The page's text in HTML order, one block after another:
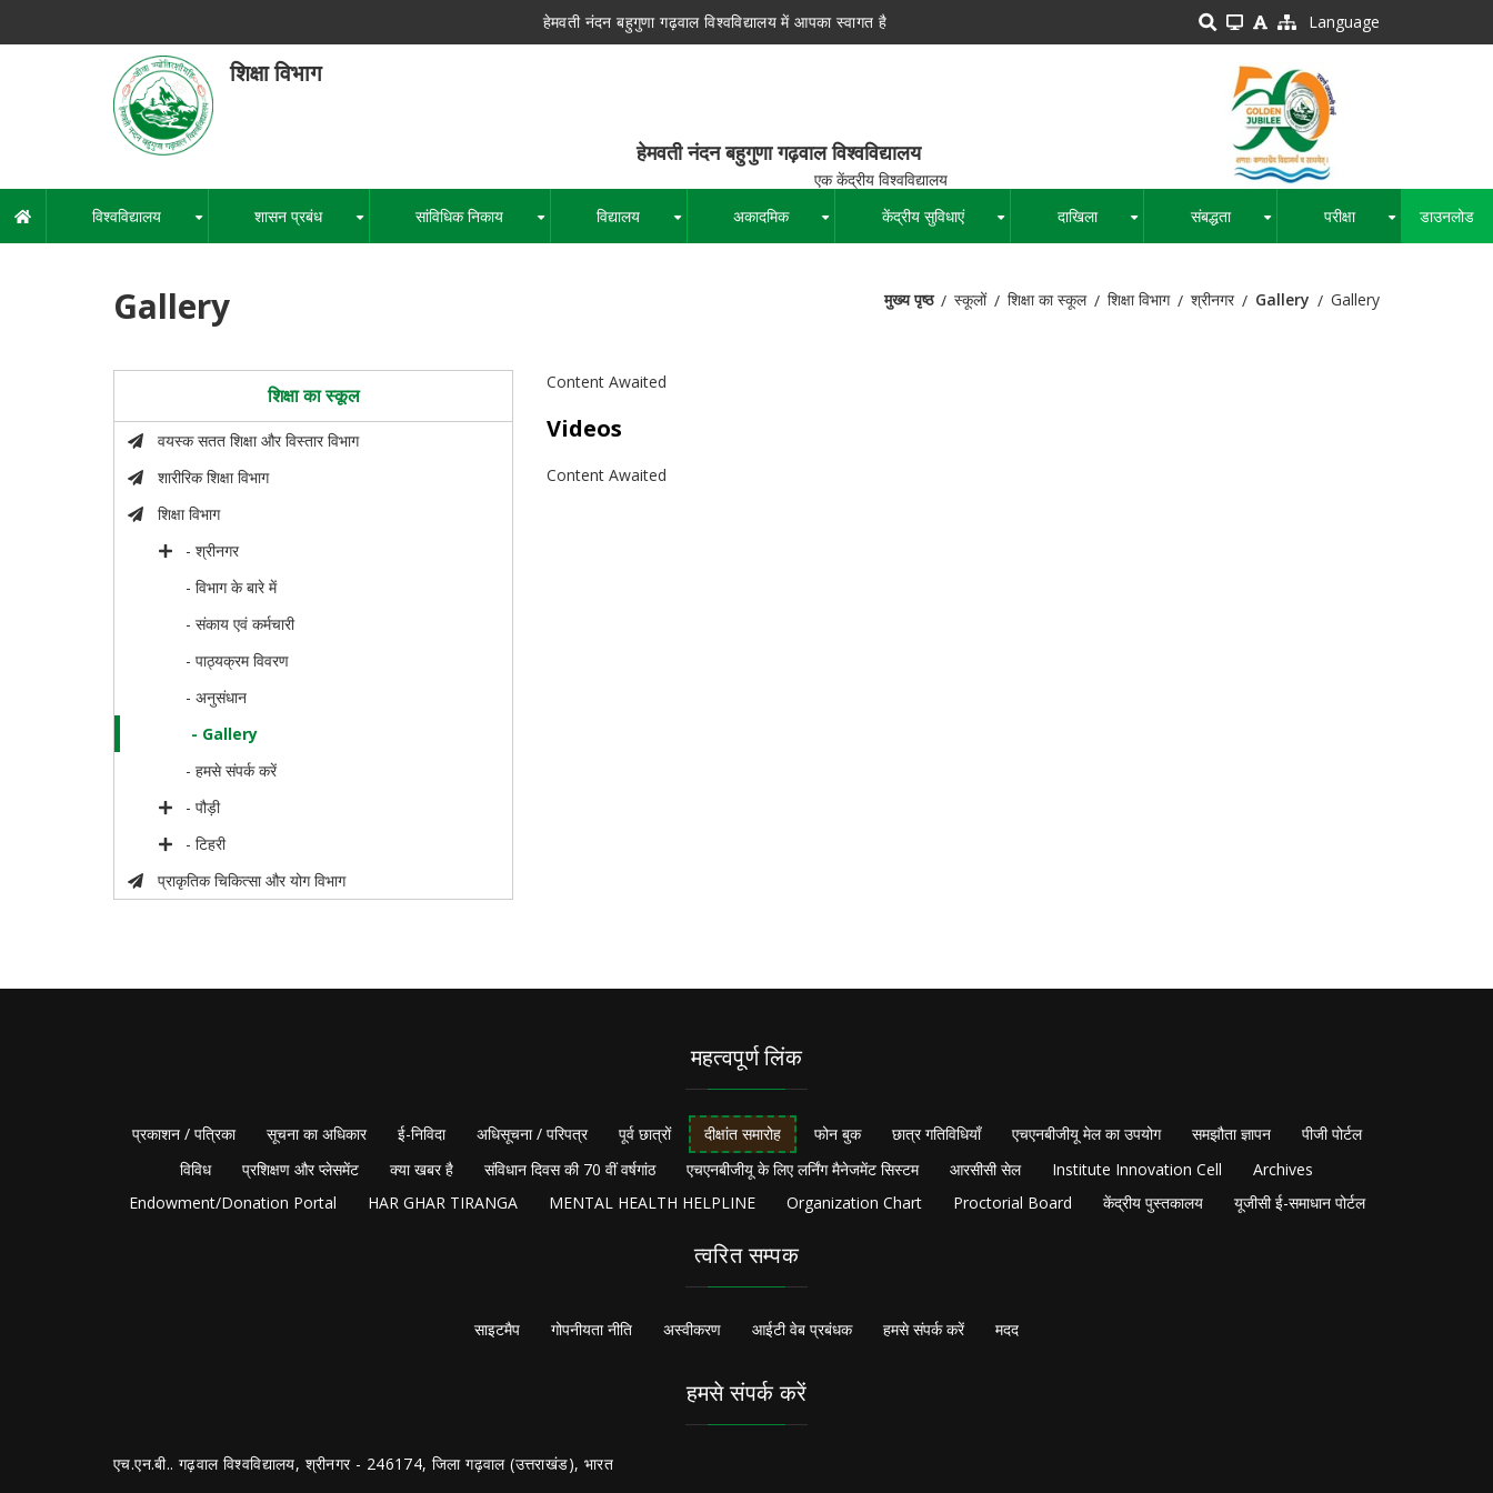
हेमवती नंदन बहुगुणा गढ़वाल विश्वविद्यालय में आपका स्वागत है Language
शिक्षा विभाग
हेमवती नंदन बहुगुणा गढ़वाल विश्वविद्यालय
एक केंद्रीय विश्वविद्यालय
मुख्य
नेविगेशन
विश्वविद्यालय शासन प्रबंध सांविधिक निकाय विद्यालय अकादमिक केंद्रीय सुविधाएं दाखिला संबद्धता परीक्षा डाउनलोड
Gallery मुख्य पृष्ठ स्कूलों शिक्षा का स्कूल शिक्षा विभाग श्रीनगर Gallery Gallery
शिक्षा का स्कूल
वयस्क सतत शिक्षा और विस्तार विभाग
शारीरिक शिक्षा विभाग
शिक्षा विभाग
- श्रीनगर
- विभाग के बारे में
- संकाय एवं कर्मचारी
- पाठ्यक्रम विवरण
- अनुसंधान
- Gallery
- हमसे संपर्क करें
- पौड़ी
- टिहरी
प्राकृतिक चिकित्सा और योग विभाग
Content Awaited
Videos
Content Awaited
महत्वपूर्ण लिंक
प्रकाशन / पत्रिका सूचना का अधिकार ई-निविदा अधिसूचना / परिपत्र पूर्व छात्रों दीक्षांत समारोह फोन बुक छात्र गतिविधियाँ एचएनबीजीयू मेल का उपयोग समझौता ज्ञापन
पीजी पोर्टल
विविध
प्रशिक्षण और प्लेसमेंट क्या खबर है संविधान दिवस की 70 वीं वर्षगांठ एचएनबीजीयू के लिए लर्निंग मैनेजमेंट सिस्टम आरसीसी सेल Institute Innovation Cell
Archives
Endowment/Donation Portal
HAR GHAR TIRANGA MENTAL HEALTH HELPLINE Organization Chart Proctorial Board केंद्रीय पुस्तकालय यूजीसी ई-समाधान पोर्टल
त्वरित सम्पक
साइटमैप गोपनीयता नीति अस्वीकरण आईटी वेब प्रबंधक हमसे संपर्क करें मदद
हमसे संपर्क करें
एच.एन.बी.. गढ़वाल विश्वविद्यालय, श्रीनगर - 246174, जिला गढ़वाल (उत्तराखंड), भारत